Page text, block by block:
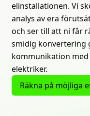
elinstallationen. Vi
analys av era
och ser till att ni får
smidig konvertering
kommunikation
elektriker.
Räkna på möjliga